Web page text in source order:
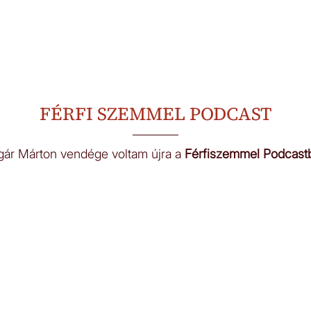
FÉRFI SZEMMEL PODCAST
Márton vendége voltam újra a Férfiszemmel